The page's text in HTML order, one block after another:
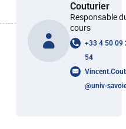
Couturier
Responsable
cours
+33 4 50 09
54
@univ-